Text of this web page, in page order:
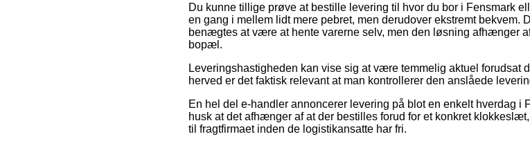
Du kunne tillige prøve at bestille levering til hvor du bor i Fensmark
en gang i mellem lidt mere pebret, men derudover ekstremt bekvem.
benægtes at være at hente varerne selv, men den løsning afhænger
bopæl.
Leveringshastigheden kan vise sig at være temmelig aktuel forudsat
herved er det faktisk relevant at man kontrollerer den anslåede
En hel del e-handler annoncerer levering på blot en enkelt hverdag i
husk at det afhænger af at der bestilles forud for et konkret
til fragtfirmaet inden de logistikansatte har fri.